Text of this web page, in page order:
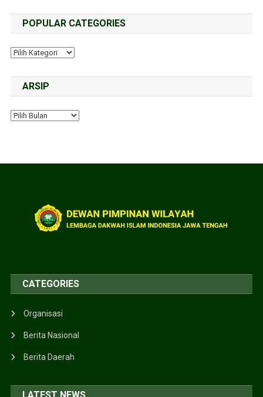
POPULAR CATEGORIES
ARSIP
CATEGORIES
Organisasi
Berita Nasional
Berita Daerah